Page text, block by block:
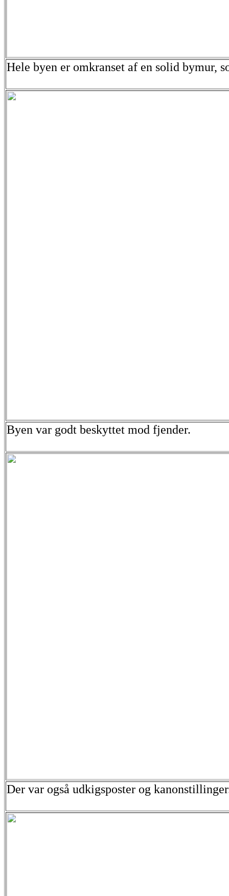
Hele byen er omkranset af en solid bymur,
Byen var godt beskyttet mod fjender.
Der var også udkigsposter og